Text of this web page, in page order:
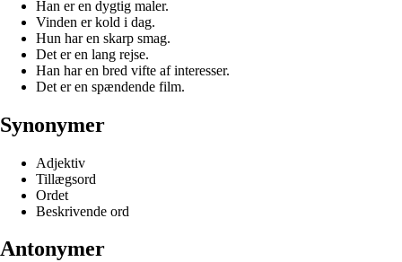
Han er en dygtig maler.
Vinden er kold i dag.
Hun har en skarp smag.
Det er en lang rejse.
Han har en bred vifte af interesser.
Det er en spændende film.
Synonymer
Adjektiv
Tillægsord
Ordet
Beskrivende ord
Antonymer